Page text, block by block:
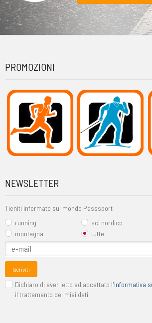
PROMOZIONI
NEWSLETTER
Tieniti informato sul mondo Passsport
running
sci nordico
montagna
tutte
Iscriviti
Dichiaro di aver letto ed accettato l'informativa
il trattamento dei miei dati